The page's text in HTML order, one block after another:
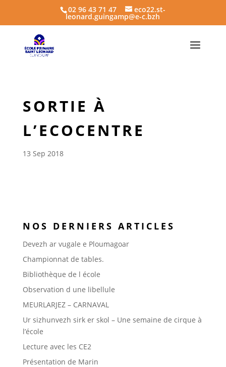
02 96 43 71 47 eco22.st-
leonard.guingamp@e-c.bzh
SORTIE À
L’ECOCENTRE
13 Sep 2018
NOS DERNIERS ARTICLES
Devezh ar vugale e Ploumagoar
Championnat de tables.
Bibliothèque de l école
Observation d une libellule
MEURLARJEZ – CARNAVAL
Ur sizhunvezh sirk er skol – Une semaine de cirque à
l’école
Lecture avec les CE2
Présentation de Marin